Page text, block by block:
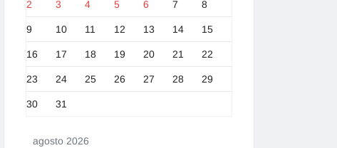
agosto 2026
2 3 4 5 6 7 8
9 10 11 12 13 14 15
16 17 18 19 20 21 22
23 24 25 26 27 28 29
30 31